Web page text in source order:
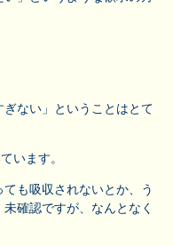
ない」ということはとて
います。
も吸収されないとか、う
確認ですが、なんとなく